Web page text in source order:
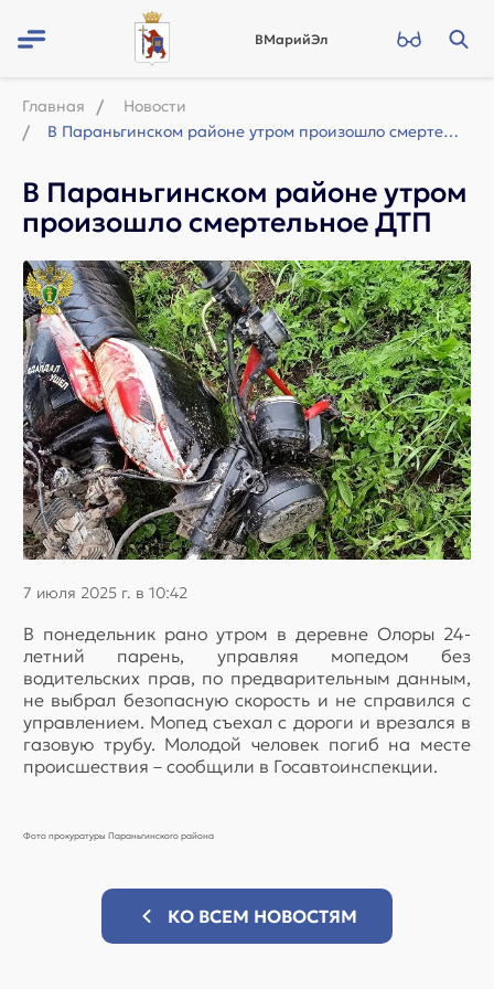
ВМарийЭл
Главная
Новости
В Параньгинском районе утром произошло смертельное ДТП
В Параньгинском районе утром
произошло смертельное ДТП
7 июля 2025 г. в 10:42
В понедельник рано утром в деревне Олоры 24-
летний парень, управляя мопедом без
водительских прав, по предварительным данным,
не выбрал безопасную скорость и не справился с
управлением. Мопед съехал с дороги и врезался в
газовую трубу. Молодой человек погиб на месте
происшествия – сообщили в Госавтоинспекции.
Фото прокуратуры Параньгинского района
КО ВСЕМ НОВОСТЯМ